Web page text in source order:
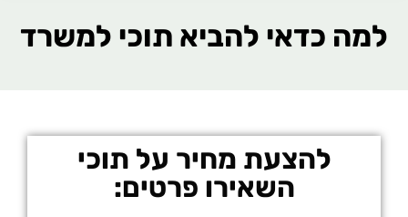
למה כדאי להביא תוכי למשרד
להצעת מחיר על תוכי
השאירו פרטים: